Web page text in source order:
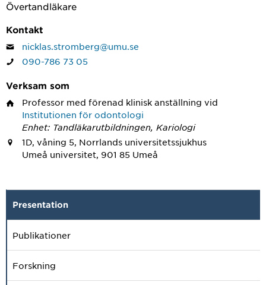
Övertandläkare
Kontakt
nicklas.stromberg@umu.se
090-786 73 05
Verksam som
Professor med förenad klinisk anställning vid
Institutionen för odontologi
Enhet: Tandläkarutbildningen, Kariologi
1D, våning 5, Norrlands universitetssjukhus
Umeå universitet, 901 85 Umeå
Presentation
Publikationer
Forskning